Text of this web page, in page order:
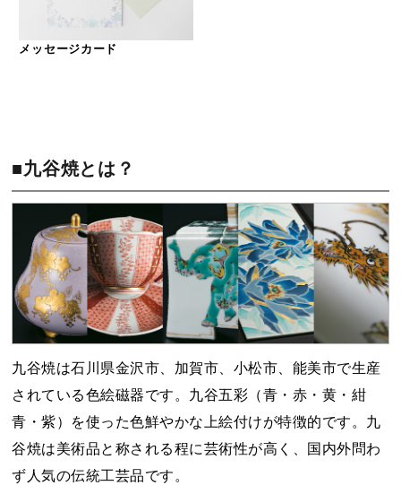
メッセージカード
■九谷焼とは？
九谷焼は石川県金沢市、加賀市、小松市、能美市で生産
されている色絵磁器です。九谷五彩（青・赤・黄・紺
青・紫）を使った色鮮やかな上絵付けが特徴的です。九
谷焼は美術品と称される程に芸術性が高く、国内外問わ
ず人気の伝統工芸品です。